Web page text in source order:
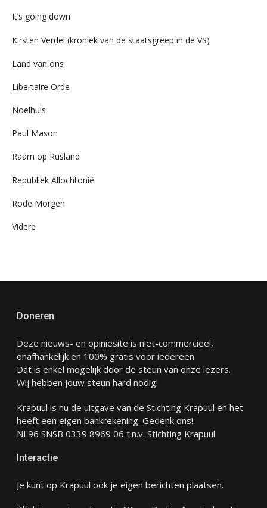
It’s going down
Kirsten Verdel (kroniek van de staatsgreep in de VS)
Land van ons
Libertaire Orde
Noelhuis
Paul Mason
Raam op Rusland
Republiek Allochtonië
Rode Morgen
Videre
Doneren
Deze nieuws- en opiniesite is niet-commercieel,
onafhankelijk en 100% gratis voor iedereen.
Dat is enkel mogelijk door de steun van onze lezers.
Wij hebben jouw steun hard nodig!
Krapuul is nu de uitgave van de Stichting Krapuul en het
heeft een eigen bankrekening. Gedenk ons!
NL96 SNSB 0339 8969 06 t.n.v. Stichting Krapuul
Interactie
Je kunt op Krapuul ook je eigen berichten plaatsen.